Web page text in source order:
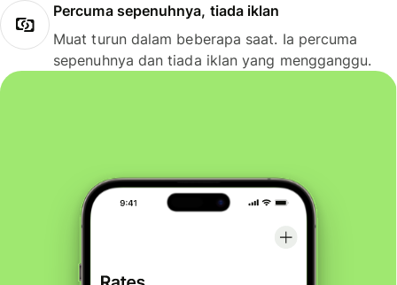
Percuma sepenuhnya, tiada iklan
Muat turun dalam beberapa saat. Ia percuma
sepenuhnya dan tiada iklan yang mengganggu.